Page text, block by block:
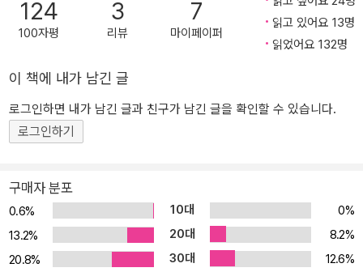
작가들이 제작한 것인데, 서사시의 내용을 충실히 담아내면서도 그
묘사가 감정을 절제하는 호메로스의 어조와 어울린다. 아울러 작품
이해에 우선되는 신과 인간에 대한 소개는 등장인물에 대한 설명을
넘어서 작품에 대한 이해를 한층 높인다. 호메로스를 되살린 새 『일리
는 구어체를 활용했다는 점에서 ‘새로운 세대의 언어 감각’에 부합한
다. 이 현대적 표현들은 고전의 일반적 인상인 ‘딱딱함’을 벗어나게 한
옮겼다. 생동감 있다 : 아가멤논과의 말다툼에서 부각되듯, 새 번역에
서 중심인물 아킬레우스의 말투는 상당히 거칠다. 원전의 의도가 과
장되지 않도록 조심하기 마련인 고전 번역과 차이가 난다. 굵은 선으
로 묘사된 등장인물은 밋밋함을 벗어던지고 입체적으로 다가온다. 상
상력을 자극한다 : 새 번역은 희랍어 어순과 시인의 은유를 그대로 살
124
100자평
3
리뷰
7
마이페이퍼
읽고 있어요 13명
읽었어요 132명
이 책에 내가 남긴 글
로그인하면 내가 남긴 글과 친구가 남긴 글을 확인할 수 있습니다.
로그인하기
구매자 분포
0.6% 10대
0%
13.2%
20대
8.2%
20.8%
30대
12.6%